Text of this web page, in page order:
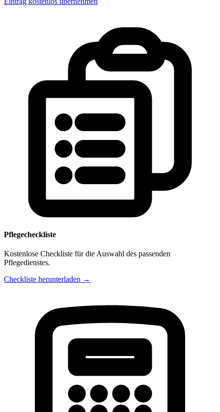
Pflegecheckliste
Kostenlose Checkliste für die Auswahl des passenden
Pflegedienstes.
Checkliste herunterladen →